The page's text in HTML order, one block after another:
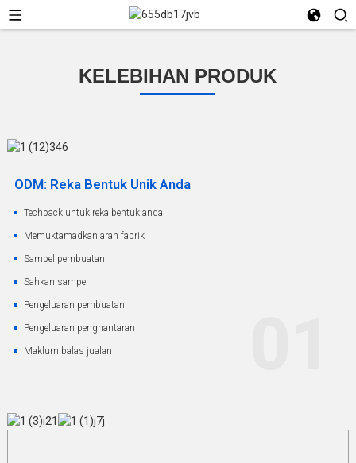
KELEBIHAN PRODUK
ODM: Reka Bentuk Unik Anda
Techpack untuk reka bentuk anda
Memuktamadkan arah fabrik
Sampel pembuatan
Sahkan sampel
Pengeluaran pembuatan
Pengeluaran penghantaran
Maklum balas jualan